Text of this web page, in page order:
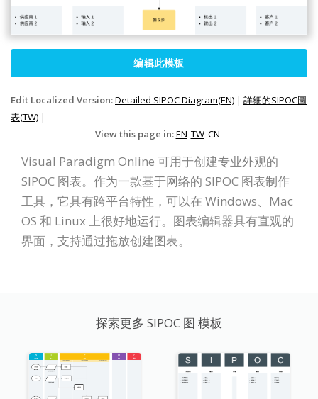
编辑此模板
Edit Localized Version:Detailed SIPOC Diagram(EN) | 詳細的SIPOC圖
表(TW) |
View this page in:EN TW CN
Visual Paradigm Online 可用于创建专业外观的
SIPOC 图表。作为一款基于网络的 SIPOC 图表制作
工具，它具有跨平台特性，可以在 Windows、Mac
OS 和 Linux 上很好地运行。图表编辑器具有直观的
界面，支持通过拖放创建图表。
探索更多 SIPOC 图 模板